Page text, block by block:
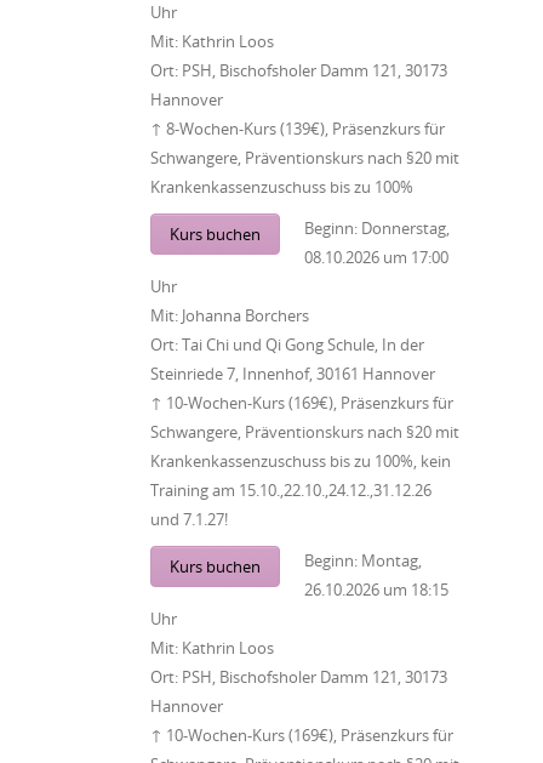
Uhr
Mit: Kathrin Loos
Ort: PSH, Bischofsholer Damm 121, 30173
Hannover
↑ 8-Wochen-Kurs (139€), Präsenzkurs für
Schwangere, Präventionskurs nach §20 mit
Krankenkassenzuschuss bis zu 100%
Kurs buchen Beginn: Donnerstag,
08.10.2026 um 17:00
Uhr
Mit: Johanna Borchers
Ort:Tai Chi und Qi Gong Schule, In der
Steinriede 7, Innenhof, 30161 Hannover
↑ 10-Wochen-Kurs (169€), Präsenzkurs für
Schwangere, Präventionskurs nach §20 mit
Krankenkassenzuschuss bis zu 100%, kein
Training am 15.10.,22.10.,24.12.,31.12.26
und 7.1.27!
Kurs buchen Beginn: Montag,
26.10.2026 um 18:15
Uhr
Mit: Kathrin Loos
Ort: PSH, Bischofsholer Damm 121, 30173
Hannover
↑ 10-Wochen-Kurs (169€), Präsenzkurs für